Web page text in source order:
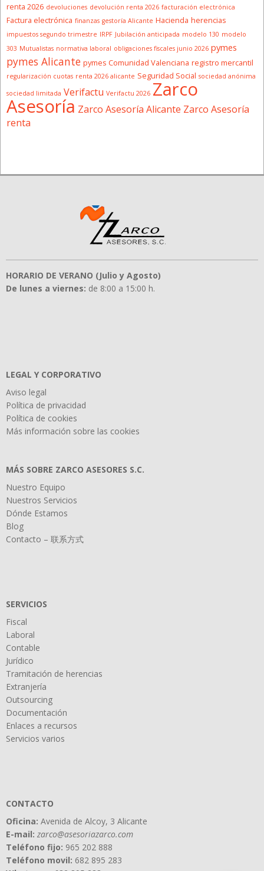
renta 2026 devoluciones devolución renta 2026 facturación electrónica
Factura electrónica finanzas gestoría Alicante Hacienda herencias
impuestos segundo trimestre IRPF Jubilación anticipada modelo 130 modelo
303 Mutualistas normativa laboral obligaciones fiscales junio 2026 pymes
pymes Alicante pymes Comunidad Valenciana registro mercantil
regularización cuotas renta 2026 alicante Seguridad Social sociedad anónima
sociedad limitada Verifactu Verifactu 2026 Zarco
Asesoría Zarco Asesoría Alicante Zarco Asesoría
renta
HORARIO DE VERANO (Julio y Agosto)
De lunes a viernes: de 8:00 a 15:00 h.
LEGAL Y CORPORATIVO
Aviso legal
Política de privacidad
Política de cookies
Más información sobre las cookies
MÁS SOBRE ZARCO ASESORES S.C.
Nuestro Equipo
Nuestros Servicios
Dónde Estamos
Blog
Contacto – 联系方式
SERVICIOS
Fiscal
Laboral
Contable
Jurídico
Tramitación de herencias
Extranjería
Outsourcing
Documentación
Enlaces a recursos
Servicios varios
CONTACTO
Oficina: Avenida de Alcoy, 3 Alicante
E-mail: zarco@asesoriazarco.com
Teléfono fijo: 965 202 888
Teléfono movil: 682 895 283